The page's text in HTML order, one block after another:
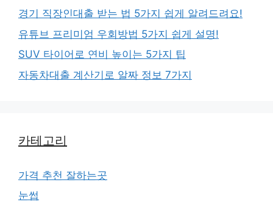
경기 직장인대출 받는 법 5가지 쉽게 알려드려요!
유튜브 프리미엄 우회방법 5가지 쉽게 설명!
SUV 타이어로 연비 높이는 5가지 팁
자동차대출 계산기로 알짜 정보 7가지
카테고리
가격 추천 잘하는곳
눈썹